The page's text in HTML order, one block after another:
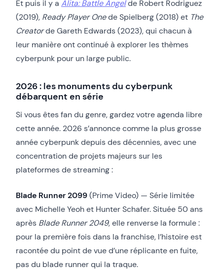
Et puis il y a Alita: Battle Angelde Robert Rodriguez
(2019), Ready Player Onede Spielberg (2018) et The
Creatorde Gareth Edwards (2023), qui chacun à
leur manière ont continué à explorer les thèmes
cyberpunk pour un large public.
2026 : les monuments du cyberpunk
débarquent en série
Si vous êtes fan du genre, gardez votre agenda libre
cette année. 2026 s’annonce comme la plus grosse
année cyberpunk depuis des décennies, avec une
concentration de projets majeurs sur les
plateformes de streaming :
Blade Runner 2099(Prime Video) — Série limitée
avec Michelle Yeoh et Hunter Schafer. Située 50 ans
après Blade Runner 2049, elle renverse la formule :
pour la première fois dans la franchise, l’histoire est
racontée du point de vue d’une réplicante en fuite,
pas du blade runner qui la traque.